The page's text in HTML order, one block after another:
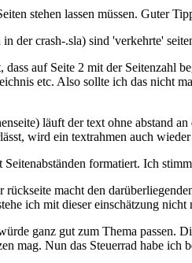
stehen lassen müssen. Guter
der crash-.sla) sind 'verkehrte'
auf Seite 2 mit der Seitenzahl
etc. Also sollte ich das nicht
läuft der text ohne abstand
wird ein textrahmen auch
formatiert. Ich
macht den
ich mit dieser einschätzung
ganz gut zum Thema passen.
mag. Nun das Steuerrad habe ich